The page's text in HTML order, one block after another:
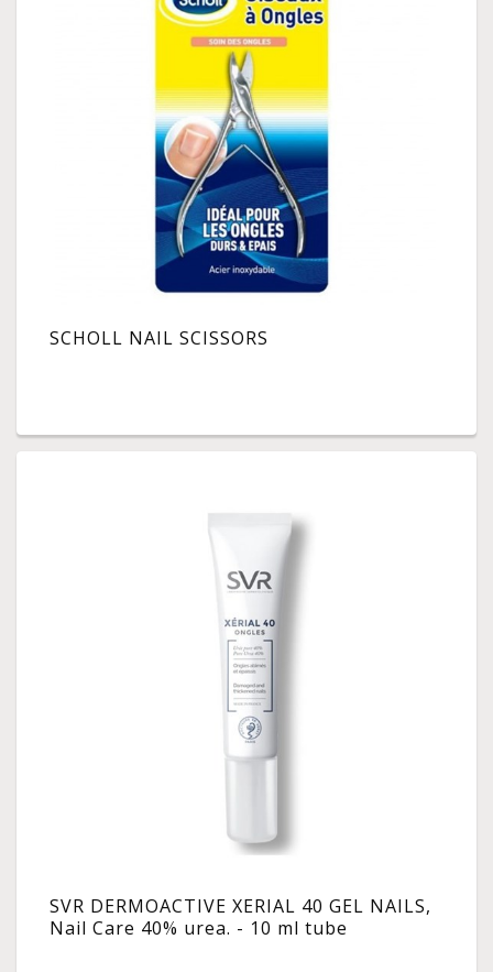
SCHOLL NAIL SCISSORS
SVR DERMOACTIVE XERIAL 40 GEL NAILS,
Nail Care 40% urea. - 10 ml tube